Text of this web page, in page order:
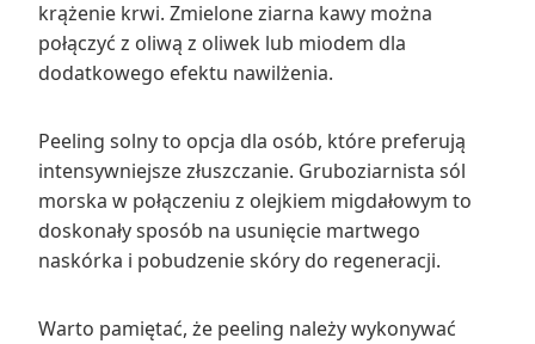
krążenie krwi. Zmielone ziarna kawy można
połączyć z oliwą z oliwek lub miodem dla
dodatkowego efektu nawilżenia.
Peeling solny to opcja dla osób, które preferują
intensywniejsze złuszczanie. Gruboziarnista sól
morska w połączeniu z olejkiem migdałowym to
doskonały sposób na usunięcie martwego
naskórka i pobudzenie skóry do regeneracji.
Warto pamiętać, że peeling należy wykonywać